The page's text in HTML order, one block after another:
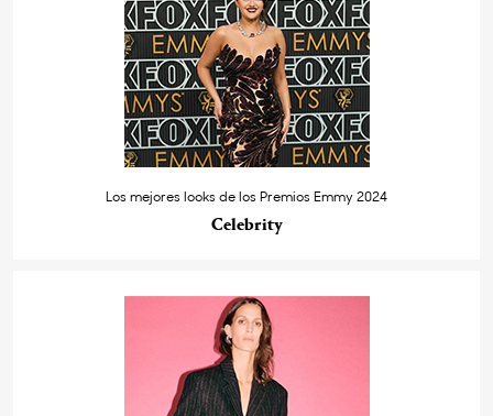
Los mejores looks de los Premios Emmy 2024
Celebrity